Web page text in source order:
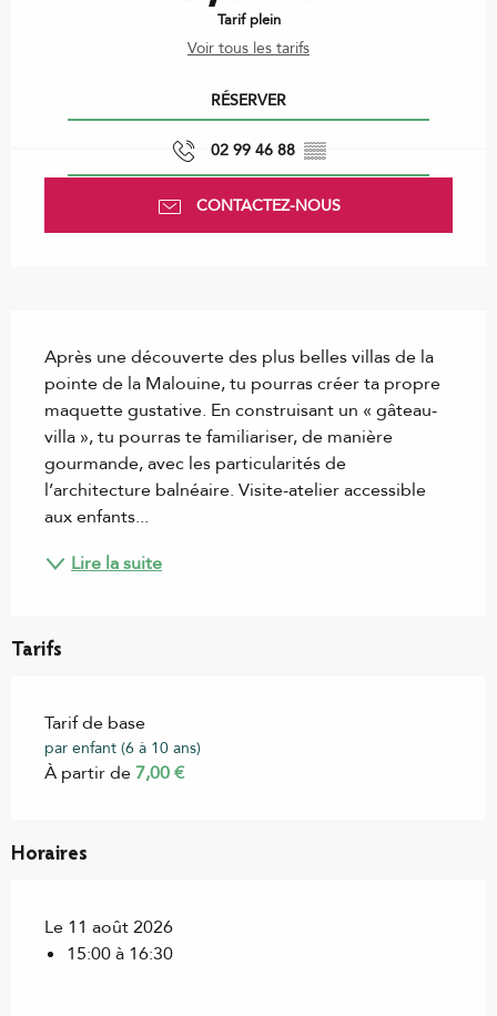
Tarif plein
Voir tous les tarifs
RÉSERVER
02 99 46 88 ▒▒
CONTACTEZ-NOUS
Après une découverte des plus belles villas de la
pointe de la Malouine, tu pourras créer ta propre
maquette gustative. En construisant un « gâteau-
villa », tu pourras te familiariser, de manière
gourmande, avec les particularités de
l’architecture balnéaire. Visite-atelier accessible
aux enfants...
Lire la suite
Tarifs
Tarif de base
par enfant (6 à 10 ans)
À partir de7,00 €
Horaires
Le 11 août 2026
15:00 à 16:30